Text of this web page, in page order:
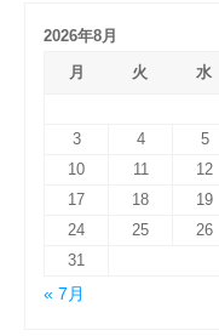
2026年8月
月
火 水
3
4 5
10
11 12
17
18 19
24
25 26
31
« 7月